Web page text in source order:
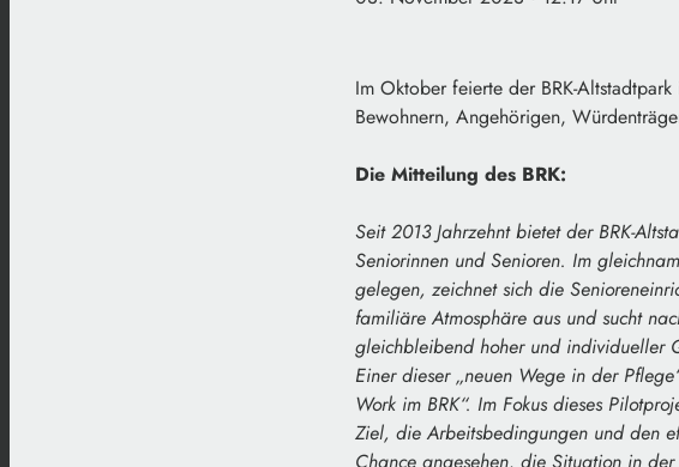
Im Oktober feierte der BRK-
Bewohnern, Angehörigen,
Die Mitteilung des BRK:
Seit 2013 Jahrzehnt bietet der BRK-
Seniorinnen und Senioren. Im
gelegen, zeichnet sich die
familiäre Atmosphäre aus und sucht
gleichbleibend hoher und individueller
Einer dieser „neuen Wege in der
Work im BRK“. Im Fokus dieses
Ziel, die Arbeitsbedingungen und den